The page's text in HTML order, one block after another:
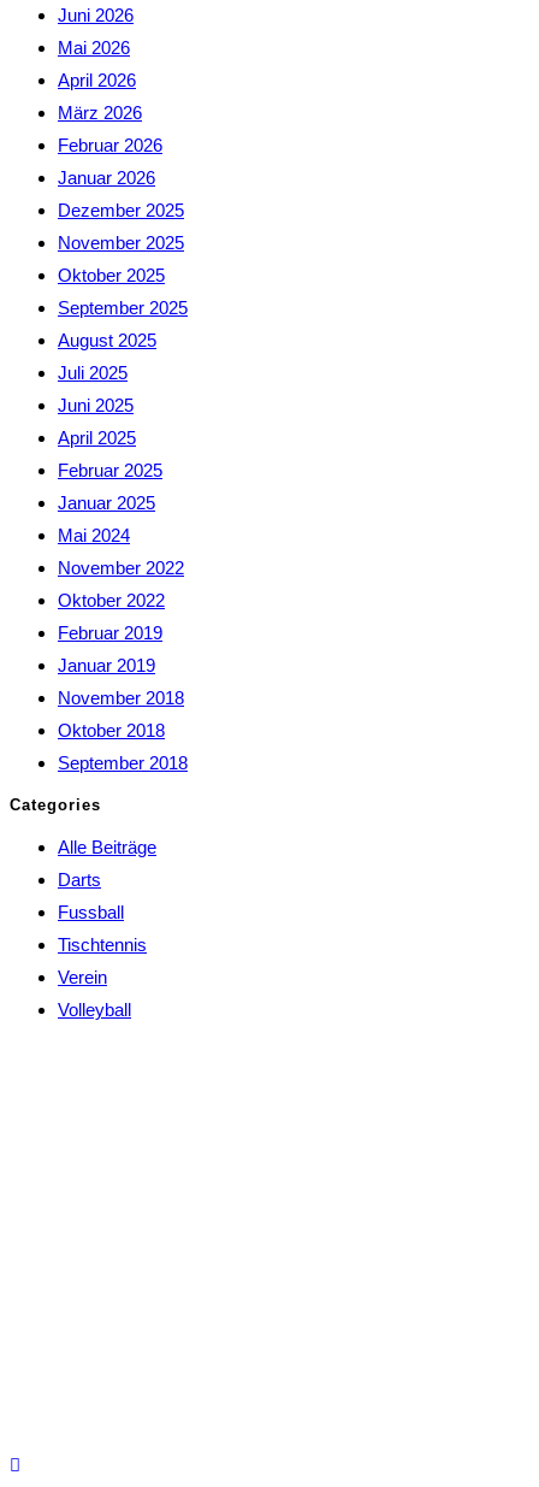
Juni 2026
Mai 2026
April 2026
März 2026
Februar 2026
Januar 2026
Dezember 2025
November 2025
Oktober 2025
September 2025
August 2025
Juli 2025
Juni 2025
April 2025
Februar 2025
Januar 2025
Mai 2024
November 2022
Oktober 2022
Februar 2019
Januar 2019
November 2018
Oktober 2018
September 2018
Categories
Alle Beiträge
Darts
Fussball
Tischtennis
Verein
Volleyball